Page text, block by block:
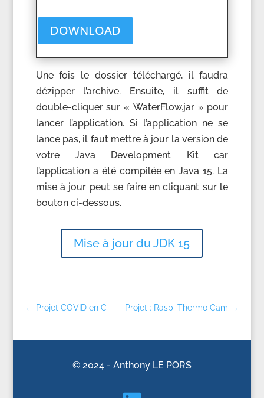
DOWNLOAD
Une fois le dossier téléchargé, il faudra
dézipper l’archive. Ensuite, il suffit de
double-cliquer sur « WaterFlow.jar » pour
lancer l’application. Si l’application ne se
lance pas, il faut mettre à jour la version de
votre Java Development Kit car
l’application a été compilée en Java 15. La
mise à jour peut se faire en cliquant sur le
bouton ci-dessous.
Mise à jour du JDK 15
← Projet COVID en C Projet : Raspi Thermo Cam →
© 2024 - Anthony LE PORS